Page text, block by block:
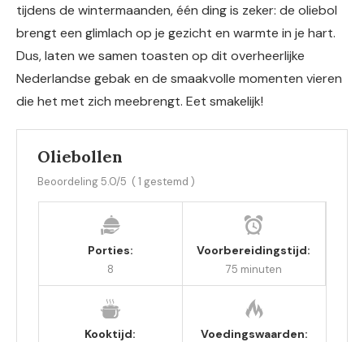
tijdens de wintermaanden, één ding is zeker: de oliebol
brengt een glimlach op je gezicht en warmte in je hart.
Dus, laten we samen toasten op dit overheerlijke
Nederlandse gebak en de smaakvolle momenten vieren
die het met zich meebrengt. Eet smakelijk!
Oliebollen
Beoordeling5.0/5 (1 gestemd )
Porties:
8
Voorbereidingstijd:
75 minuten
Kooktijd: Voedingswaarden: